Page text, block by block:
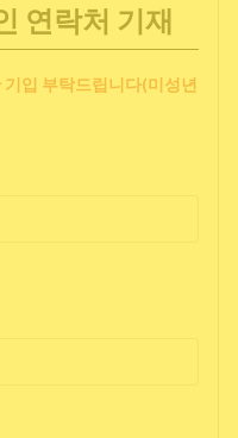
연락처 기재
입 부탁드립니다(미성년